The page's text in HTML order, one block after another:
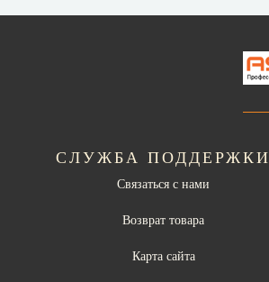
СЛУЖБА ПОДДЕРЖКИ
Связаться с нами
Возврат товара
Карта сайта